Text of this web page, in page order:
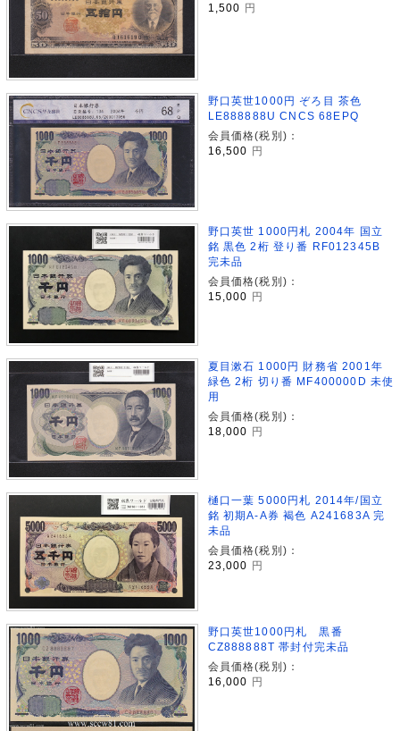
1,500
円
野口英世1000円 ぞろ目 茶色
LE888888U CNCS 68EPQ
会員価格(税別)：
16,500 円
野口英世 1000円札 2004年 国立
銘 黒色 2桁 登り番 RF012345B
完未品
会員価格(税別)：
15,000 円
夏目漱石 1000円 財務省 2001年
緑色 2桁 切り番 MF400000D 未使
用
会員価格(税別)：
18,000 円
樋口一葉 5000円札 2014年/国立
銘 初期A-A券 褐色 A241683A 完
未品
会員価格(税別)：
23,000 円
野口英世1000円札 黒番
CZ888888T 帯封付完未品
会員価格(税別)：
16,000 円